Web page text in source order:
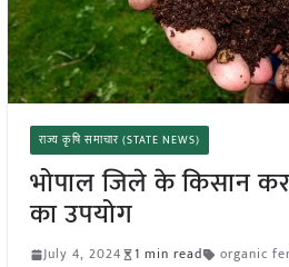
राज्य कृषि समाचार (STATE NEWS)
भोपाल जिले के किसान
का उपयोग
July 4, 2024 1 min read organic